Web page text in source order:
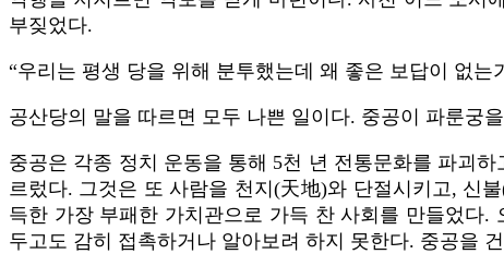
부짖었다.
“우리는 평생 당을 위해 분투했는데 왜 좋은 보답이 없는
공산당의 말을 따르면 모두 나쁜 일이다. 중공이 파룬궁
중공은 각종 정치 운동을 통해 5천 년 전통문화를 파괴
르렀다. 그것은 또 사람을 천지(天地)와 단절시키고, 신
득한 가장 부패한 가치관으로 가득 찬 사회를 만들었다
두고도 감히 접촉하거나 알아보려 하지 못한다. 중공을